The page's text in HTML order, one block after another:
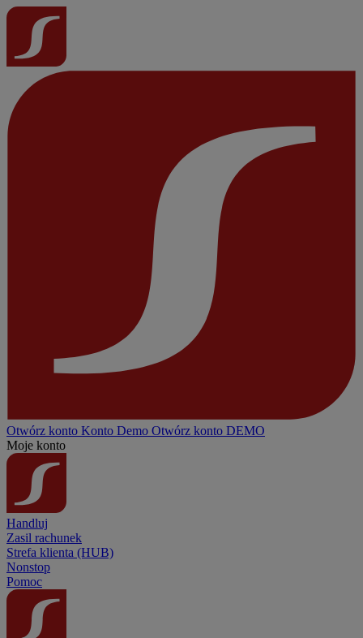
Otwórz konto Konto Demo Otwórz konto DEMO
Moje konto
Handluj
Zasil rachunek
Strefa klienta (HUB)
Nonstop
Pomoc